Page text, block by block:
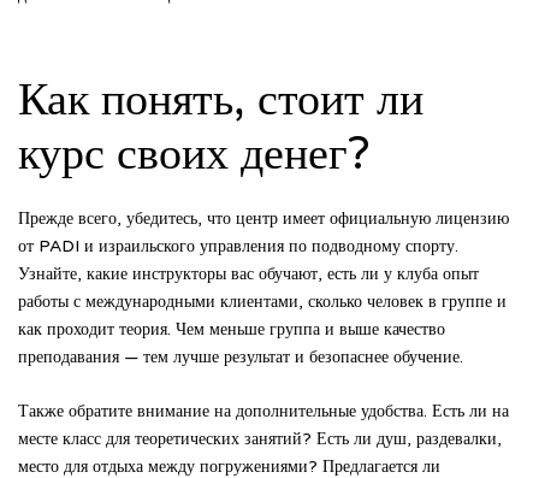
Как понять, стоит ли
курс своих денег?
Прежде всего, убедитесь, что центр имеет официальную лицензию
от PADI и израильского управления по подводному спорту.
Узнайте, какие инструкторы вас обучают, есть ли у клуба опыт
работы с международными клиентами, сколько человек в группе и
как проходит теория. Чем меньше группа и выше качество
преподавания — тем лучше результат и безопаснее обучение.
Также обратите внимание на дополнительные удобства. Есть ли на
месте класс для теоретических занятий? Есть ли душ, раздевалки,
место для отдыха между погружениями? Предлагается ли